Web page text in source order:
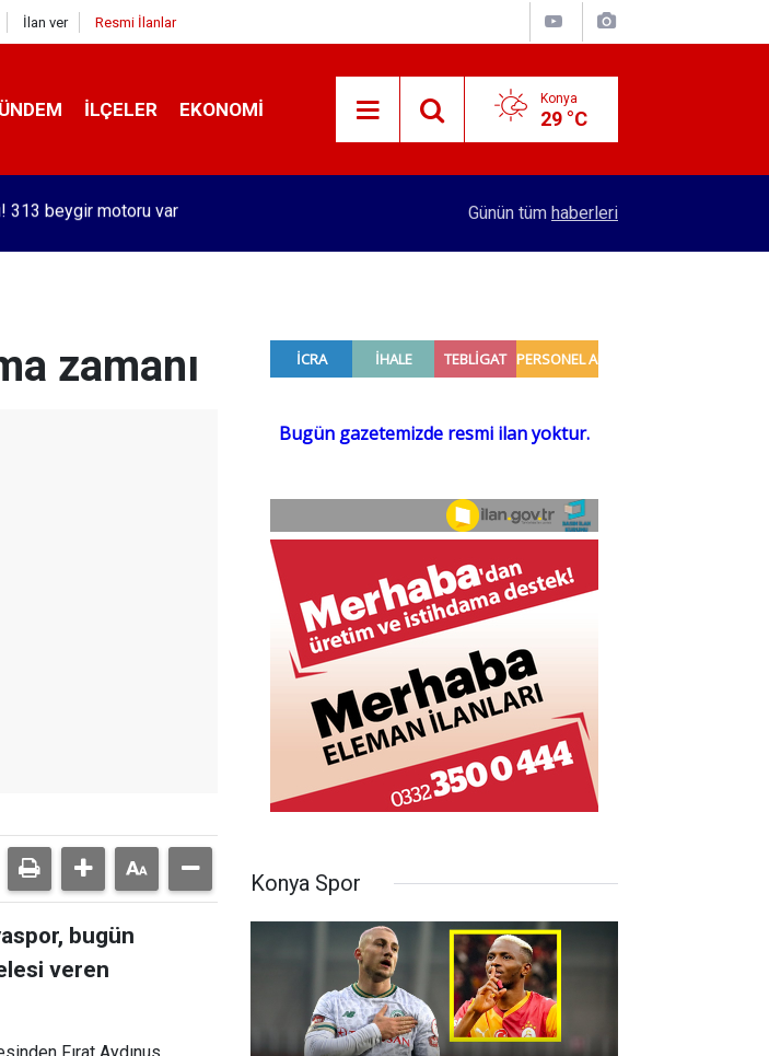
İlan ver Resmi İlanlar
İLÇELER EKONOMI Konya
29 °C
Osimhen itirafı Merkez Bankası rezervleri açıklandı
Günün tüm haberleri
zamanı
bugün
veren
Konya Spor